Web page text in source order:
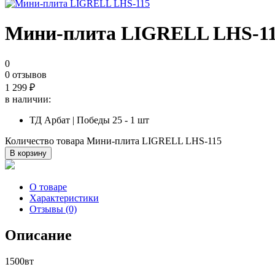
Мини-плита LIGRELL LHS-
0
0 отзывов
1 299 ₽
в наличии:
ТД Арбат | Победы 25 - 1 шт
Количество товара Мини-плита LIGRELL LHS-115
В корзину
О товаре
Характеристики
Отзывы (0)
Описание
1500вт